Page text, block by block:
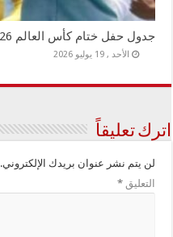
جدول حفل ختام كأس العالم 2026.. التوقيت، الفنانون، والعروض
الأحد , 19 يوليو 2026
اترك تعليقاً
لن يتم نشر عنوان بريدك الإلكتروني.
التعليق*